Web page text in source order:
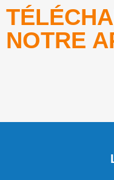
NOTRE